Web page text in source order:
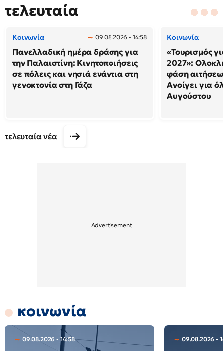
τελευταία
Κοινωνία 09.08.2026 - 14:58
Πανελλαδική ημέρα δράσης για
την Παλαιστίνη: Κινητοποιήσεις
σε πόλεις και νησιά ενάντια στη
γενοκτονία στη Γάζα
Κοινωνία
«Τουρισμός
2027»:
φάση
Ανοίγει για
Αυγούστου
τελευταία νέα
κοινωνία
09.08.2026 - 14:58 09.08.2026 -